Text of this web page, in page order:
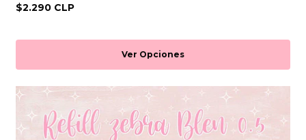
$2.290 CLP
Ver Opciones